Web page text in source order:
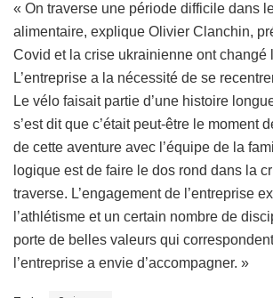
« On traverse une période difficile dans
alimentaire, explique Olivier Clanchin,
Covid et la crise ukrainienne ont changé
L’entreprise a la nécessité de se
Le vélo faisait partie d’une histoire
s’est dit que c’était peut-être le moment
de cette aventure avec l’équipe de la
logique est de faire le dos rond dans la
traverse. L’engagement de l’entreprise
l’athlétisme et un certain nombre de
porte de belles valeurs qui
l’entreprise a envie d’accompagner. »